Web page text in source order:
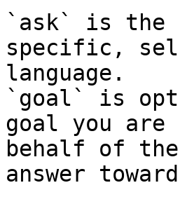
`ask` is the
specific,
language.
`goal` is
goal you
behalf of
answer